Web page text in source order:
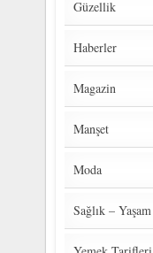
Güzellik
Haberler
Magazin
Manşet
Moda
Sağlık – Yaşam